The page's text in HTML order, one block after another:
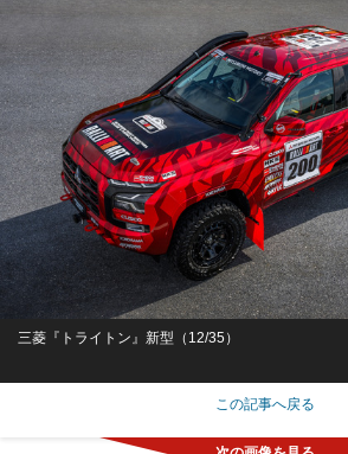
三菱『トライトン』新型（12/35）
この記事へ戻る